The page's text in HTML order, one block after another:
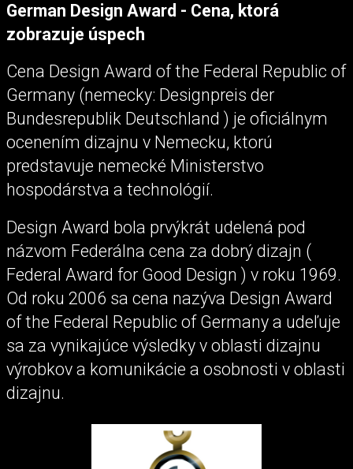
German Design Award - Cena, ktorá
zobrazuje úspech
Cena Design Award of the Federal Republic of
Germany (nemecky: Designpreis der
Bundesrepublik Deutschland ) je oficiálnym
ocenením dizajnu v Nemecku, ktorú
predstavuje nemecké Ministerstvo
hospodárstva a technológií.
Design Award bola prvýkrát udelená pod
názvom Federálna cena za dobrý dizajn (
Federal Award for Good Design ) v roku 1969.
Od roku 2006 sa cena nazýva Design Award
of the Federal Republic of Germany a udeľuje
sa za vynikajúce výsledky v oblasti dizajnu
výrobkov a komunikácie a osobnosti v oblasti
dizajnu.